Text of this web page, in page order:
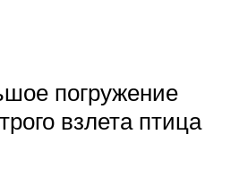
погружение
взлета птица